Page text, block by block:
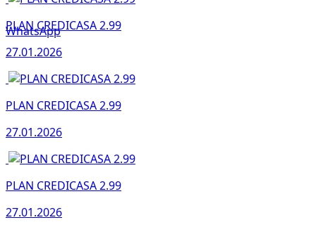
WhatsApp
PLAN CREDICASA 2.99
27.01.2026
PLAN CREDICASA 2.99
27.01.2026
PLAN CREDICASA 2.99
27.01.2026